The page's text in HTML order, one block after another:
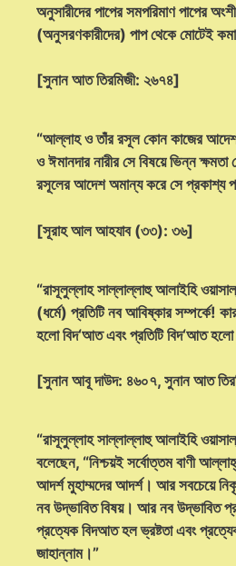
অনুসারীদের পাপের সমপরিমাণ পাপের
(অনুসরণকারীদের) পাপ থেকে মোটেই
[সুনান আত তিরমিজী: ২৬৭৪]
“আল্লাহ ও তাঁর রসূল কোন কাজের
ও ঈমানদার নারীর সে বিষয়ে ভিন্ন
রসূলের আদেশ অমান্য করে সে প্রকাশ্য
[সূরাহ আল আহযাব (৩৩): ৩৬]
“রাসূলুল্লাহ সাল্লাল্লাহু আলাইহি
(ধর্মে) প্রতিটি নব আবিষ্কার সম্পর্কে!
হলো বিদ‘আত এবং প্রতিটি বিদ‘আত হলো
[সুনান আবূ দাউদ: ৪৬০৭, সুনান আত
“রাসূলুল্লাহ সাল্লাল্লাহু আলাইহি
বলেছেন, “নিশ্চয়ই সর্বোত্তম বাণী
আদর্শ মুহাম্মদের আদর্শ। আর সবচেয়ে
নব উদ্ভাবিত বিষয়। আর নব উদ্ভাবিত
প্রত্যেক বিদআত হল ভ্রষ্টতা এবং প্রত্যেক
জাহান্নাম।”